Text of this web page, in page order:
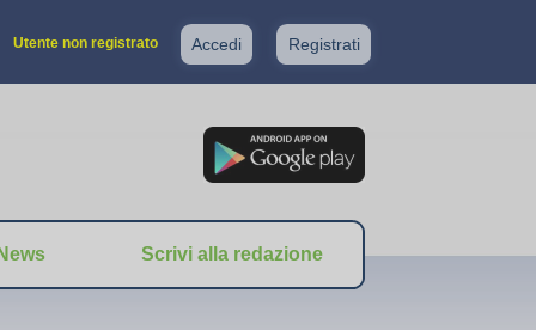
Scrivi alla redazione
Utente non registrato Accedi Registrati